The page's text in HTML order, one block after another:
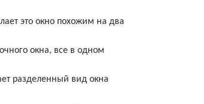
это окно похожим на два
окна, все в одном
разделенный вид окна